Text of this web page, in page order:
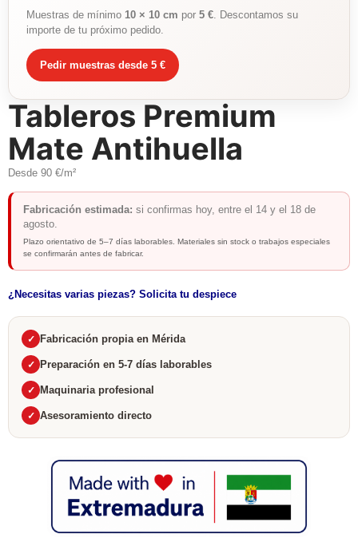
Muestras de mínimo 10 × 10 cm por 5 € . Descontamos su
importe de tu próximo pedido.
Pedir muestras desde 5 €
Tableros Premium
Mate Antihuella
Desde 90 €/m²
Fabricación estimada: si confirmas hoy, entre el 14 y el 18 de
agosto.
Plazo orientativo de 5–7 días laborables. Materiales sin stock o trabajos especiales
se confirmarán antes de fabricar.
¿Necesitas varias piezas? Solicita tu despiece
Fabricación propia en Mérida
Preparación en 5-7 días laborables
Maquinaria profesional
Asesoramiento directo